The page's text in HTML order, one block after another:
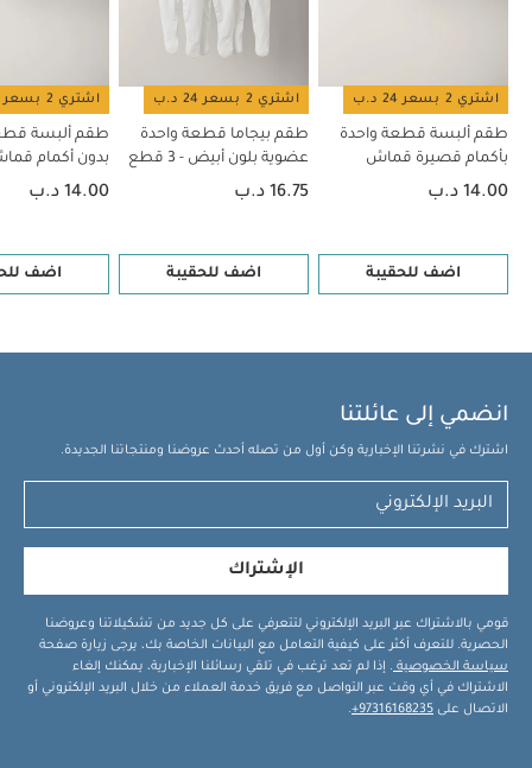
اشتري 2 بسعر 24 د.ب
طقم ألبسة قطعة واحدة
بأكمام قصيرة قماش
عضوي بلون أبيض - 5 قطع
14.00 د.ب
اضف للحقيبة
اشتري 2 بسعر 24 د.ب
طقم بيجاما قطعة واحدة
عضوية بلون أبيض - 3 قطع
16.75 د.ب
اضف للحقيبة
اشتري 2 بسعر 24 د.ب
طقم ألبسة
بدون أكمام
بلون أبيض - 5 قطع
14.00 د.ب
اضف
انضمي إلى عائلتنا
اشترك في نشرتنا الإخبارية وكن أول من تصله أحدث عروضنا ومنتجاتنا الجديدة.
الإشتراك
قومي بالاشتراك عبر البريد الإلكتروني لتتعرفي على كل جديد من تشكيلاتنا وعروضنا
الحصرية. للتعرف أكثر على كيفية التعامل مع البيانات الخاصة بك، يرجى زيارة صفحة
سياسة الخصوصية . إذا لم تعد ترغب في تلقي رسائلنا الإخبارية، يمكنك إلغاء
الاشتراك في أي وقت عبر التواصل مع فريق خدمة العملاء من خلال البريد الإلكتروني أو
الاتصال على 97316168235+
.